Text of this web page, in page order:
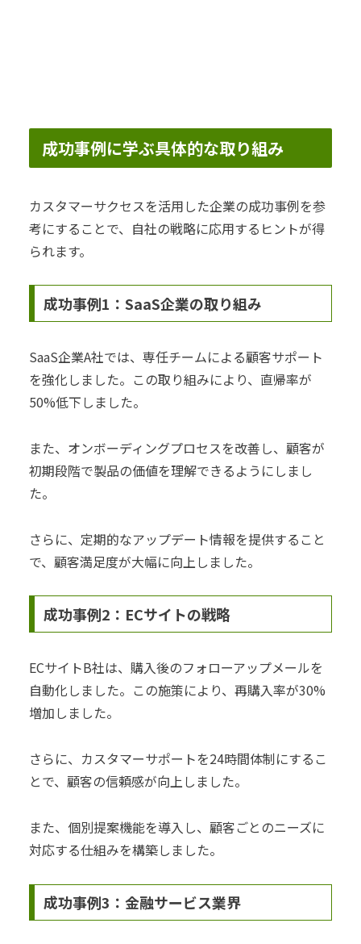
成功事例に学ぶ具体的な取り組み
カスタマーサクセスを活用した企業の成功事例を参
考にすることで、自社の戦略に応用するヒントが得
られます。
成功事例1：SaaS企業の取り組み
SaaS企業A社では、専任チームによる顧客サポート
を強化しました。この取り組みにより、直帰率が
50%低下しました。
また、オンボーディングプロセスを改善し、顧客が
初期段階で製品の価値を理解できるようにしまし
た。
さらに、定期的なアップデート情報を提供すること
で、顧客満足度が大幅に向上しました。
成功事例2：ECサイトの戦略
ECサイトB社は、購入後のフォローアップメールを
自動化しました。この施策により、再購入率が30%
増加しました。
さらに、カスタマーサポートを24時間体制にするこ
とで、顧客の信頼感が向上しました。
また、個別提案機能を導入し、顧客ごとのニーズに
対応する仕組みを構築しました。
成功事例3：金融サービス業界